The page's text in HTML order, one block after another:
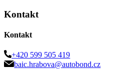
Kontakt
Kontakt
+420 599 505 419
baic.hrabova@autobond.cz